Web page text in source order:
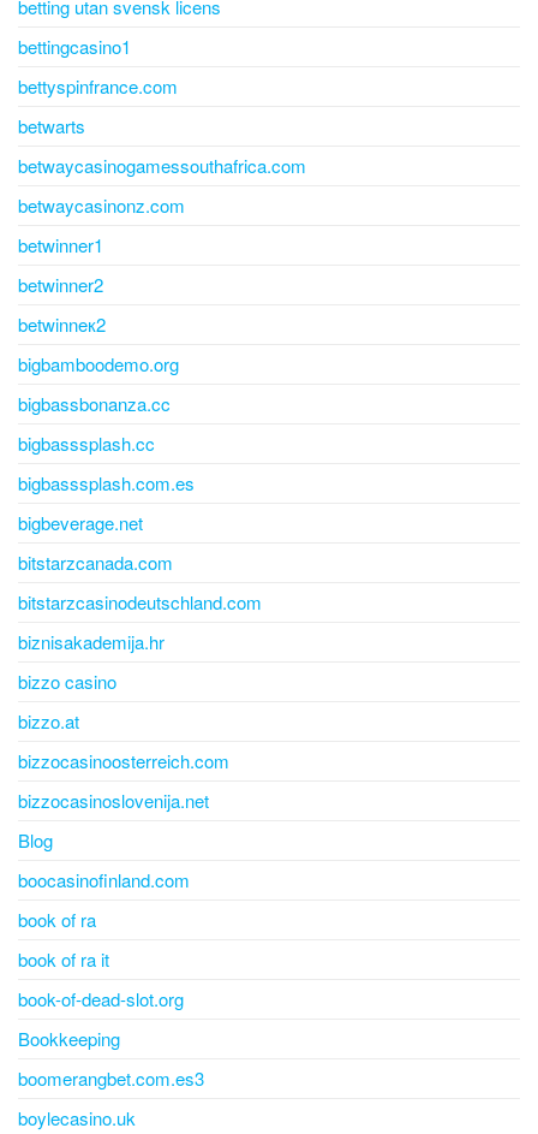
betting utan svensk licens
bettingcasino1
bettyspinfrance.com
betwarts
betwaycasinogamessouthafrica.com
betwaycasinonz.com
betwinner1
betwinner2
betwinneк2
bigbamboodemo.org
bigbassbonanza.cc
bigbasssplash.cc
bigbasssplash.com.es
bigbeverage.net
bitstarzcanada.com
bitstarzcasinodeutschland.com
biznisakademija.hr
bizzo casino
bizzo.at
bizzocasinoosterreich.com
bizzocasinoslovenija.net
Blog
boocasinofinland.com
book of ra
book of ra it
book-of-dead-slot.org
Bookkeeping
boomerangbet.com.es3
boylecasino.uk